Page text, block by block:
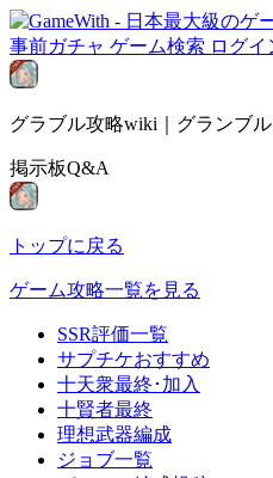
事前ガチャ ゲーム検索 ログイ
グラブル攻略wiki｜グランブ
掲示板Q&A
トップに戻る
ゲーム攻略一覧を見る
SSR評価一覧
サプチケおすすめ
十天衆最終･加入
十賢者最終
理想武器編成
ジョブ一覧